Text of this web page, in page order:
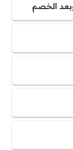
الخصم